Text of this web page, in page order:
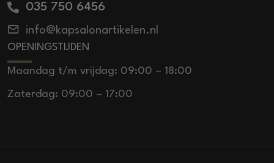
035 750 6456
info@kapsalonartikelen.nl
OPENINGSTIJDEN
Maandag t/m vrijdag: 09:00 – 18:00
Zaterdag: 09:00 – 17:00